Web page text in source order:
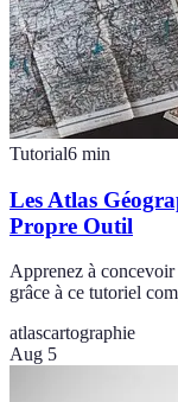
Tutorial6 min
Les Atlas
Propre Outil
Apprenez à
grâce à ce tutoriel
atlascartographie
Aug 5